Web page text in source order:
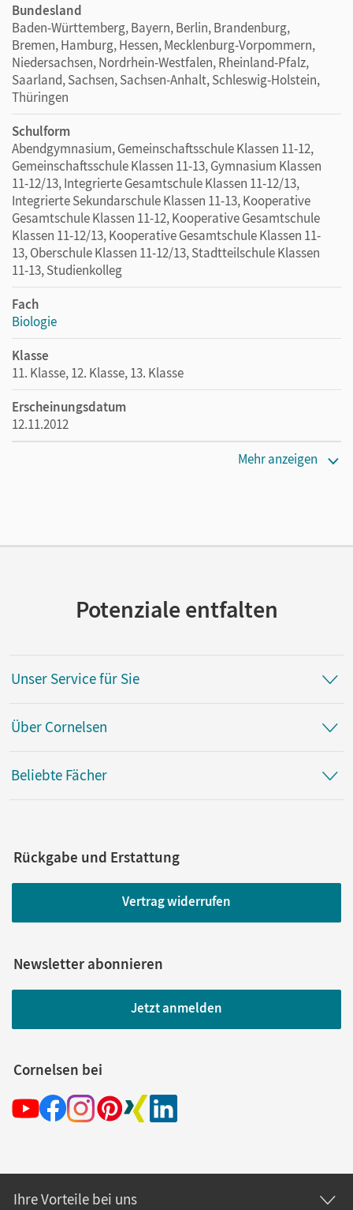
Bundesland
Baden-Württemberg, Bayern, Berlin, Brandenburg,
Bremen, Hamburg, Hessen, Mecklenburg-Vorpommern,
Niedersachsen, Nordrhein-Westfalen, Rheinland-Pfalz,
Saarland, Sachsen, Sachsen-Anhalt, Schleswig-Holstein,
Thüringen
Schulform
Abendgymnasium, Gemeinschaftsschule Klassen 11-12,
Gemeinschaftsschule Klassen 11-13, Gymnasium Klassen
11-12/13, Integrierte Gesamtschule Klassen 11-12/13,
Integrierte Sekundarschule Klassen 11-13, Kooperative
Gesamtschule Klassen 11-12, Kooperative Gesamtschule
Klassen 11-12/13, Kooperative Gesamtschule Klassen 11-
13, Oberschule Klassen 11-12/13, Stadtteilschule Klassen
11-13, Studienkolleg
Fach
Biologie
Klasse
11. Klasse, 12. Klasse, 13. Klasse
Erscheinungsdatum
12.11.2012
Raimund; Groß, Jorge
Mehr anzeigen
Potenziale entfalten
Unser Service für Sie
Über Cornelsen
Beliebte Fächer
Rückgabe und Erstattung
Vertrag widerrufen
Newsletter abonnieren
Jetzt anmelden
Cornelsen bei
Ihre Vorteile bei uns